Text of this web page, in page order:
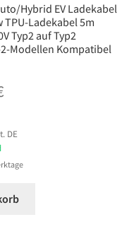
Hybrid EV Ladekabel
Ladekabel 5m
Typ2 auf Typ2
Modellen Kompatibel
DE